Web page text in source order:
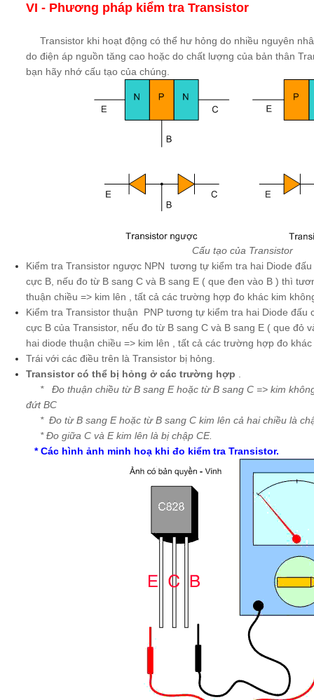
VI - Phương pháp kiểm tra Transistor
Transistor khi hoạt động có thể hư hỏng do nhiều nguyên
do điện áp nguồn tăng cao hoặc do chất lượng của bản thân
bạn hãy nhớ cấu tạo của chúng.
Cấu tạo của Transistor
Kiểm tra Transistor ngược NPN tương tự kiểm tra hai Diode
cực B, nếu đo từ B sang C và B sang E ( que đen vào B ) thì
thuận chiều => kim lên , tất cả các trường hợp đo khác kim
Kiểm tra Transistor thuận PNP tương tự kiểm tra hai Diode đấu
cực B của Transistor, nếu đo từ B sang C và B sang E ( que đỏ
hai diode thuận chiều => kim lên , tất cả các trường hợp đo
Trái với các điều trên là Transistor bị hỏng.
Transistor có thể bị hỏng ở các trường hợp .
* Đo thuận chiều từ B sang E hoặc từ B sang C => kim
đứt BC
* Đo từ B sang E hoặc từ B sang C kim lên cả hai chiều là
* Đo giữa C và E kim lên là bị chập CE.
* Các hình ảnh minh hoạ khi đo kiểm tra Transistor.